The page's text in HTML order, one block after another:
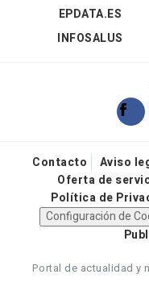
EPDATA.ES
INFOSALUS
Contacto Aviso
Oferta de
Política de
Configuración de
Portal de actualidad y